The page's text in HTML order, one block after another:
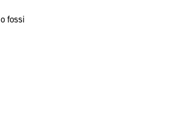
fossi